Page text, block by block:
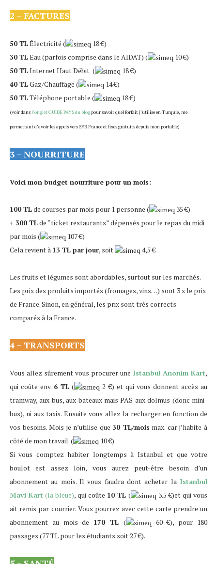
2 – FACTURES
50 TLÉlectricité (
18 €)
30 TLEau (parfois comprise dans le AIDAT) (
10 €)
50 TLInternet Haut Débit (
18 €)
40 TLGaz/Chauffage (
14 €)
50 TLTéléphone portable ( 18 €)
(voir dansl’onglet GUIDE PAYS du blogpour savoir quel forfait j’utilise en Turquie, me
permettant d’avoir les appels vers SFR France et fixes gratuits depuis mon portable)
3 – NOURRITURE
Voici mon budget nourriture pour un mois:
100 TLde courses par mois pour 1 personne (
35 €)
+ 300 TLde “ticket restaurants” dépensés pour le repas du midi
par mois (
107 €)
Cela revient à 13 TL par jour, soit 4,5 €
Les fruits et légumes sont abordables, surtout sur les marchés.
Les prix des produits importés (fromages, vins…) sont 3 x le prix
de France. Sinon, en général, les prix sont très corrects
comparés à la France.
4 – TRANSPORTS
Vous allez sûrement vous procurer une Istanbul Anonim Kart,
qui coûte env. 6 TL ( 2 €) et qui vous donnent accès au
tramway, aux bus, aux bateaux mais PAS aux dolmus (donc mini-
bus), ni aux taxis. Ensuite vous allez la recharger en fonction de
vos besoins. Mois je n’utilise que30 TL/mois max. car j’habite à
côté de mon travail.( 10 €)
Si vous comptez habiter longtemps à Istanbul et que votre
boulot est assez loin, vous aurez peut-être besoin d’un
abonnement au mois. Il vous faudra dont acheter la Istanbul
Mavi Kart (la bleue), qui coûte 10 TL ( 3.5 €)et qui vous
ait remis par courrier. Vous pourrez avec cette carte prendre un
abonnement au mois de 170 TL ( 60 €), pour 180
passages (77 TL pour les étudiants soit 27 €).